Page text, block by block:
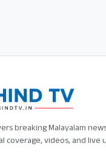
breaking Malayalam
coverage, videos, and live